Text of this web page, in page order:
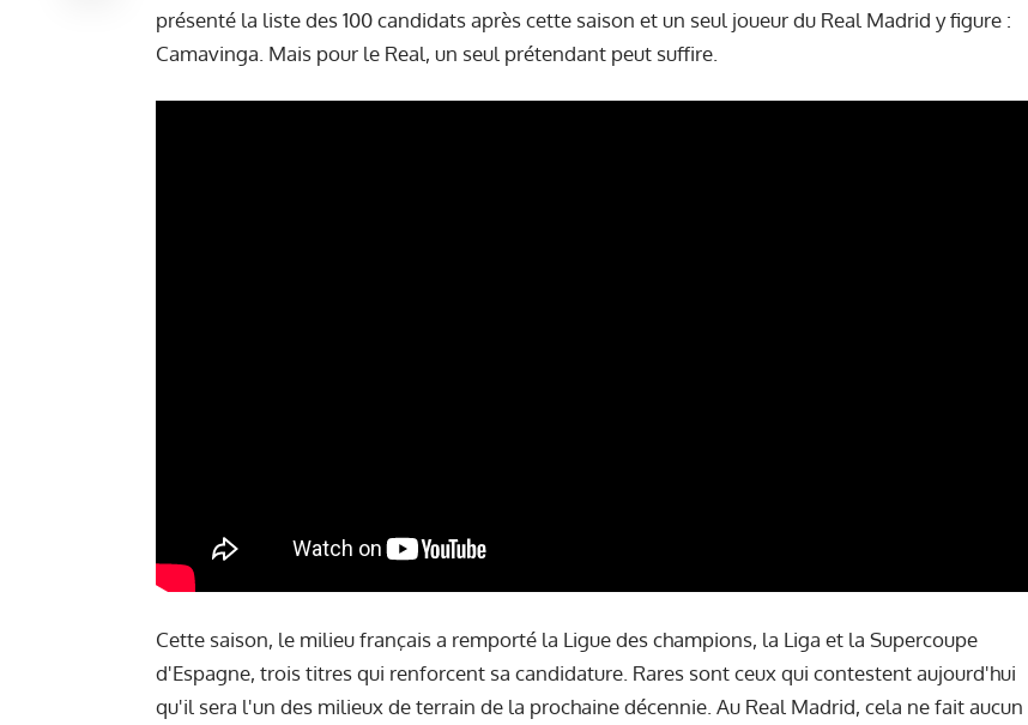
présenté la liste des 100 candidats après cette saison et un seul joueur du Real Madrid y figure :
Camavinga. Mais pour le Real, un seul prétendant peut suffire.
Cette saison, le milieu français a remporté la Ligue des champions, la Liga et la Supercoupe
d'Espagne, trois titres qui renforcent sa candidature. Rares sont ceux qui contestent aujourd'hui
qu'il sera l'un des milieux de terrain de la prochaine décennie. Au Real Madrid, cela ne fait aucun